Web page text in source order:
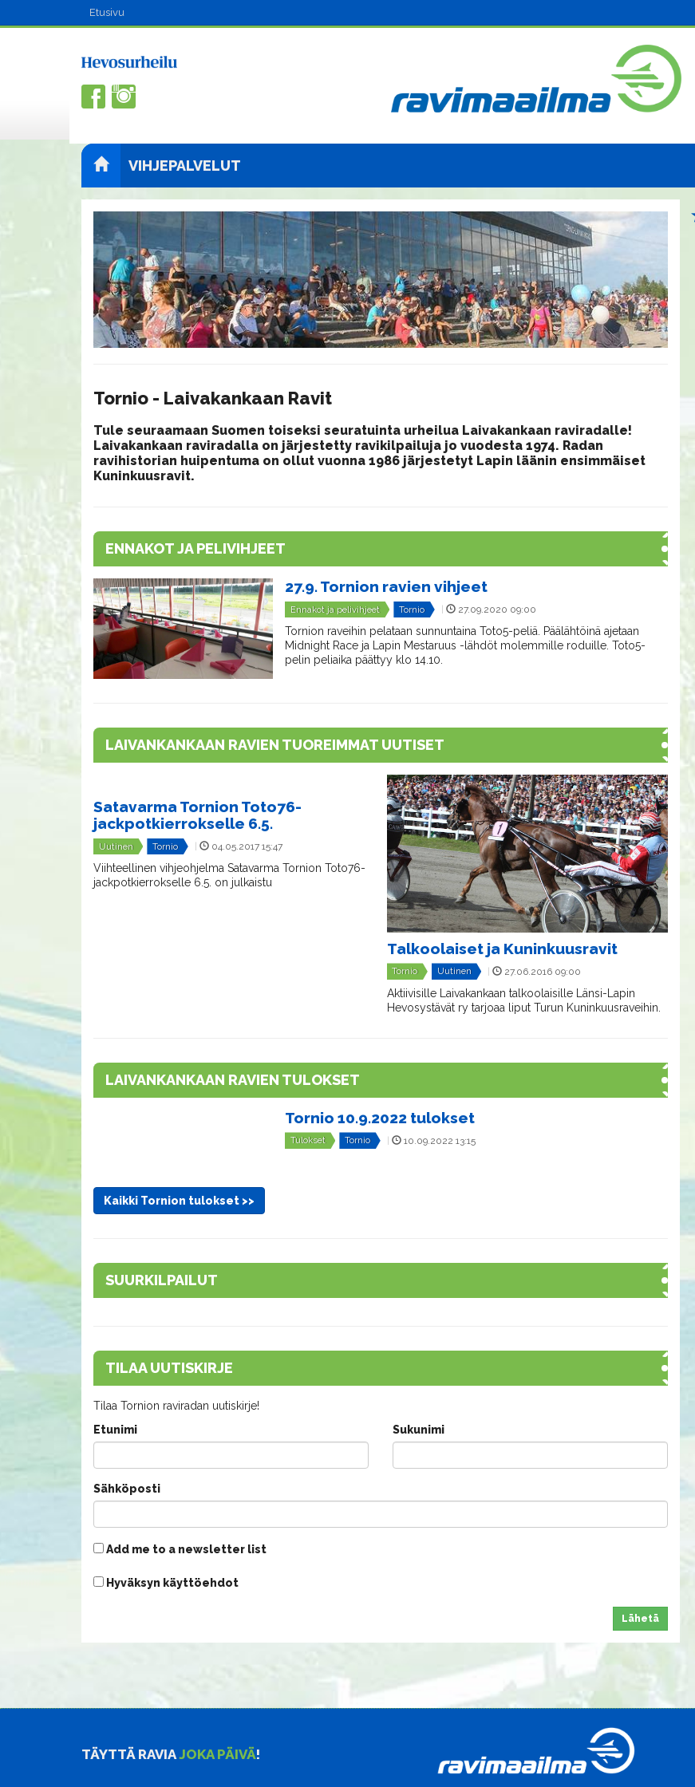
Etusivu
VIHJEPALVELUT
Tornio - Laivakankaan Ravit
​Tule seuraamaan Suomen toiseksi seuratuinta urheilua Laivakankaan raviradalle!
Laivakankaan raviradalla on järjestetty ravikilpailuja jo vuodesta 1974. Radan
ravihistorian huipentuma on ollut vuonna 1986 järjestetyt Lapin läänin ensimmäiset
Kuninkuusravit.
ENNAKOT JA PELIVIHJEET
27.9. Tornion ravien vihjeet
Ennakot ja pelivihjeet Tornio 27.09.2020 09:00
Tornion raveihin pelataan sunnuntaina Toto5-peliä. Päälähtöinä ajetaan
Midnight Race ja Lapin Mestaruus -lähdöt molemmille roduille. Toto5-
pelin peliaika päättyy klo 14.10.
LAIVANKANKAAN RAVIEN TUOREIMMAT UUTISET
Satavarma Tornion Toto76-
jackpotkierrokselle 6.5.
Uutinen Tornio 04.05.2017 15:47
Viihteellinen vihjeohjelma Satavarma Tornion Toto76-
jackpotkierrokselle 6.5. on julkaistu
Talkoolaiset ja Kuninkuusravit
Tornio Uutinen | 27.06.2016 09:00
​Aktiivisille Laivakankaan talkoolaisille Länsi-Lapin
Hevosystävät ry tarjoaa liput Turun Kuninkuusraveihin.
LAIVANKANKAAN RAVIEN TULOKSET
Tornio 10.9.2022 tulokset
Tulokset Tornio 10.09.2022 13:15
Kaikki Tornion tulokset >>
SUURKILPAILUT
TILAA UUTISKIRJE
Tilaa Tornion raviradan uutiskirje!
Etunimi
Sukunimi
Sähköposti
Add me to a newsletter list
Hyväksyn käyttöehdot
Lähetä
TÄYTTÄ RAVIAJOKA PÄIVÄ!